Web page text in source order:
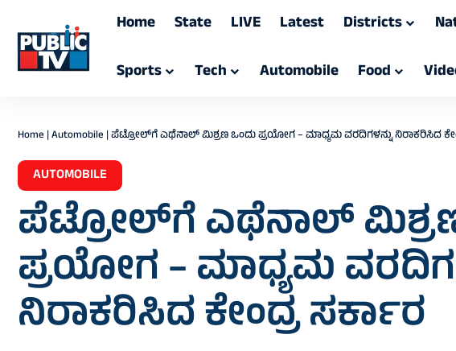
Home State LIVE Latest Districts
Sports
Tech Automobile Food
Home |Automobile |ಪೆಟ್ರೋಲ್‌ಗೆ ಎಥೆನಾಲ್ ಮಿಶ್ರಣ ಒಂದು ಪ್ರಯೋಗ – ಮಾಧ್ಯಮ ವರದಿಗಳನ್ನು ನಿರಾಕರಿಸಿದ
AUTOMOBILE
ಪೆಟ್ರೋಲ್‌ಗೆ ಎಥೆನಾಲ್
ಪ್ರಯೋಗ – ಮಾಧ್ಯಮ
ನಿರಾಕರಿಸಿದ ಕೇಂದ್ರ ಸರ್ಕಾರ